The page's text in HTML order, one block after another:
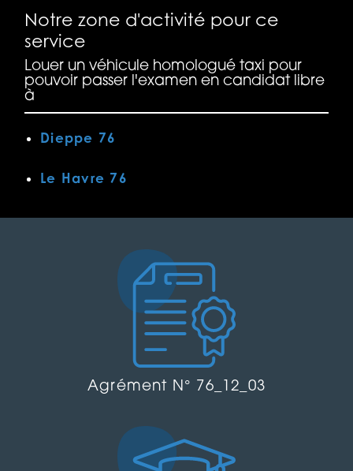
Notre zone d'activité pour ce
service
Louer un véhicule homologué taxi pour
pouvoir passer l'examen en candidat libre
à
Dieppe 76
Le Havre 76
Agrément N° 76_12_03